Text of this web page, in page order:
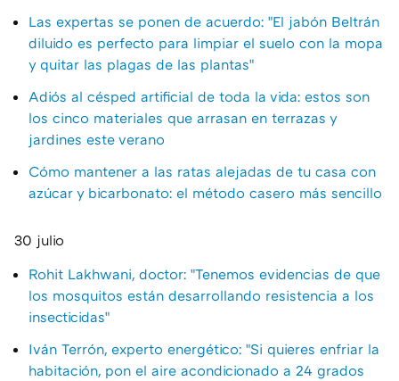
Las expertas se ponen de acuerdo: "El jabón Beltrán
diluido es perfecto para limpiar el suelo con la mopa
y quitar las plagas de las plantas"
Adiós al césped artificial de toda la vida: estos son
los cinco materiales que arrasan en terrazas y
jardines este verano
Cómo mantener a las ratas alejadas de tu casa con
azúcar y bicarbonato: el método casero más sencillo
30 julio
Rohit Lakhwani, doctor: "Tenemos evidencias de que
los mosquitos están desarrollando resistencia a los
insecticidas"
Iván Terrón, experto energético: "Si quieres enfriar la
habitación, pon el aire acondicionado a 24 grados